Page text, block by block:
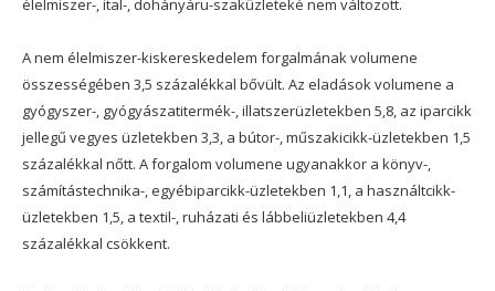
élelmiszer-, ital-, dohányáru-szaküzleteké nem változott.
A nem élelmiszer-kiskereskedelem forgalmának volumene
összességében 3,5 százalékkal bővült. Az eladások volumene a
gyógyszer-, gyógyászatitermék-, illatszerüzletekben 5,8, az iparcikk
jellegű vegyes üzletekben 3,3, a bútor-, műszakicikk-üzletekben 1,5
százalékkal nőtt. A forgalom volumene ugyanakkor a könyv-,
számítástechnika-, egyébiparcikk-üzletekben 1,1, a használtcikk-
üzletekben 1,5, a textil-, ruházati és lábbeliüzletekben 4,4
százalékkal csökkent.